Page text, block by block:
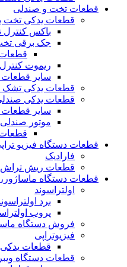
قطعات تخت و صندلی
قطعات یدکی تخت
باکس کنترل
جک برقی
ریموت
سایر قطعات
قطعات یدکی تشک
قطعات یدکی
سایر قطعات
موتور
قطعات
قطعات دستگاه فیزیو
فارادیک
قطعات ریش تراش
قطعات دستگاه ماساژور،
اولتراسوند
برد
پروب
فروش دستگاه
فیزیوتراپی
قطعات
قطعات دستگاه